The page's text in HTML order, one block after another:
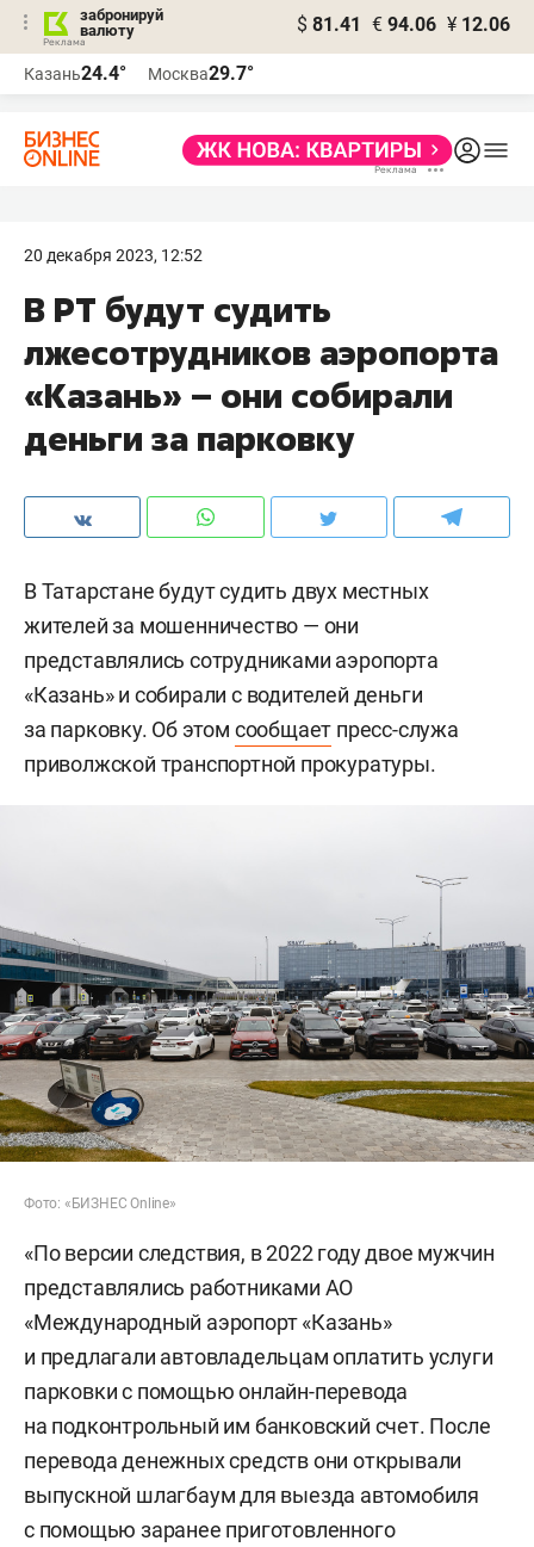
забронируй
валюту
$ 81.41 € 94.06 ¥ 12.06
Казань24.4° Москва29.7°
20 декабря 2023, 12:52
В РТ будут судить
лжесотрудников аэропорта
«Казань» – они собирали
деньги за парковку
В Татарстане будут судить двух местных
жителей за мошенничество — они
представлялись сотрудниками аэропорта
«Казань» и собирали с водителей деньги
за парковку. Об этом сообщает пресс-служа
приволжской транспортной прокуратуры.
Фото: «БИЗНЕС Online»
«По версии следствия, в 2022 году двое мужчин
представлялись работниками АО
«Международный аэропорт «Казань»
и предлагали автовладельцам оплатить услуги
парковки с помощью онлайн-перевода
на подконтрольный им банковский счет. После
перевода денежных средств они открывали
выпускной шлагбаум для выезда автомобиля
с помощью заранее приготовленного